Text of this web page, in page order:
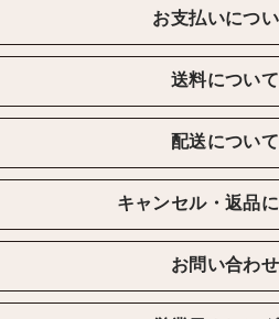
お支払いにつ
送料について
配送について
キャンセル・返品
お問い合わせ